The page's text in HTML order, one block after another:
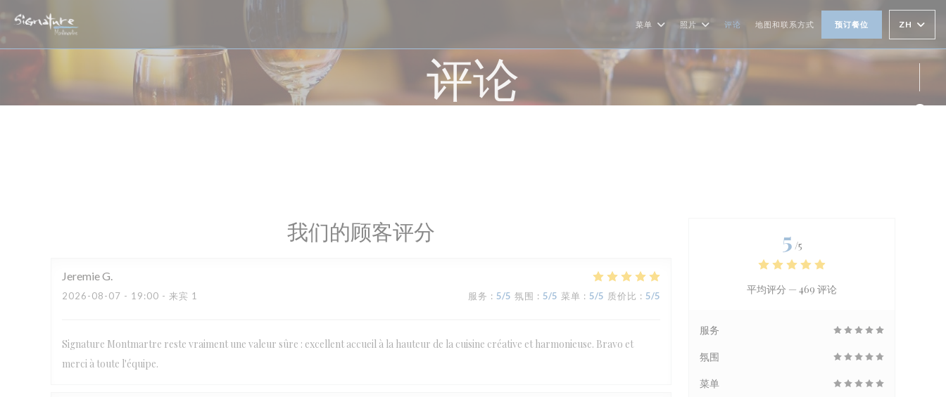
Cookie管理面板
菜单 照片 评论 地图和联系方式 预订餐位 ZH
评论
我们的顾客评分
JeremieG
2026-08-07 - 19:00 - 来宾 1 服务 : 5/5 氛围 : 5/5 菜单 : 5/5 质价比 : 5/5
Signature Montmartre reste vraiment une valeur sûre : excellent accueil à la hauteur de la cuisine créative et harmonieuse. Bravo et
merci à toute l'équipe.
5 /5
平均评分 — 469 评论
服务
氛围
菜单